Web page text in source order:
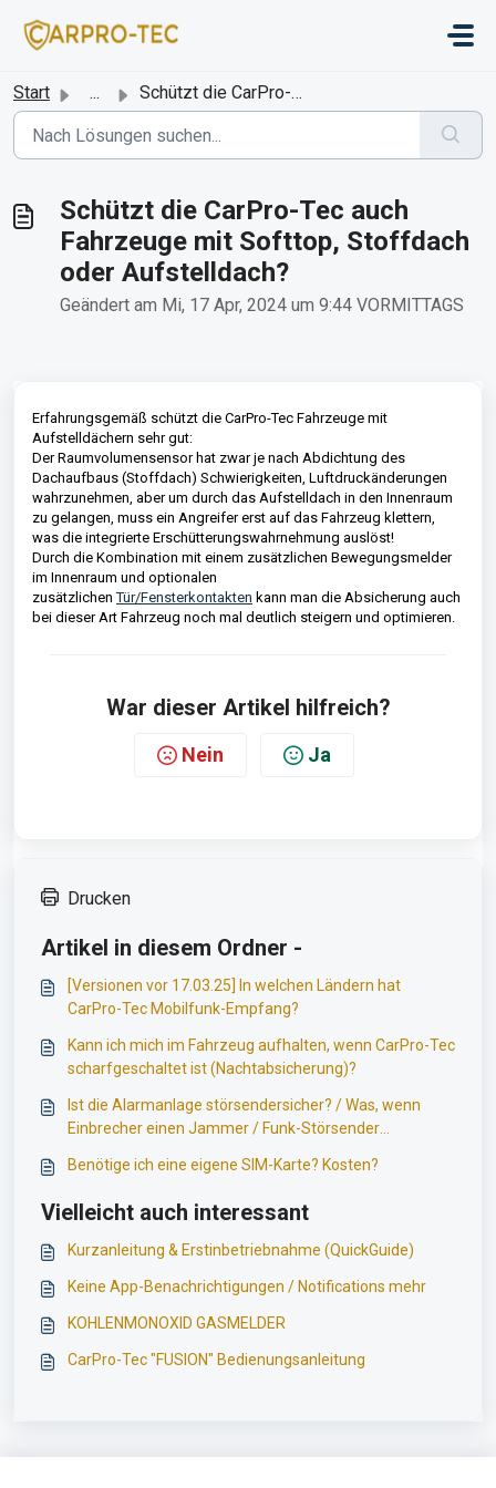
Start ... Schützt die CarPro-Tec auch Fahrzeuge mit Softtop, Stoffd...
Schützt die CarPro-Tec auch
Fahrzeuge mit Softtop, Stoffdach
oder Aufstelldach?
Geändert am Mi, 17 Apr, 2024 um 9:44 VORMITTAGS
Erfahrungsgemäß schützt die CarPro-Tec Fahrzeuge mit
Aufstelldächern sehr gut:
Der Raumvolumensensor hat zwar je nach Abdichtung des
Dachaufbaus (Stoffdach) Schwierigkeiten, Luftdruckänderungen
wahrzunehmen, aber um durch das Aufstelldach in den Innenraum
zu gelangen, muss ein Angreifer erst auf das Fahrzeug klettern,
was die integrierte Erschütterungswahrnehmung auslöst!
Durch die Kombination mit einem zusätzlichen Bewegungsmelder
im Innenraum und optionalen
zusätzlichenTür/Fensterkontakten kann man die Absicherung auch
bei dieser Art Fahrzeug noch mal deutlich steigern und optimieren.
War dieser Artikel hilfreich?
Nein Ja
Drucken
Artikel in diesem Ordner -
[Versionen vor 17.03.25] In welchen Ländern hat
CarPro-Tec Mobilfunk-Empfang?
Kann ich mich im Fahrzeug aufhalten, wenn CarPro-Tec
scharfgeschaltet ist (Nachtabsicherung)?
Ist die Alarmanlage störsendersicher? / Was, wenn
Einbrecher einen Jammer / Funk-Störsender
Benötige ich eine eigene SIM-Karte? Kosten?
Vielleicht auch interessant
Kurzanleitung & Erstinbetriebnahme (QuickGuide)
Keine App-Benachrichtigungen / Notifications mehr
KOHLENMONOXID GASMELDER
CarPro-Tec "FUSION" Bedienungsanleitung